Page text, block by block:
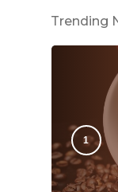
Trending